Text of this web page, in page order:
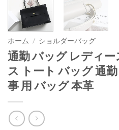
ホーム / ショルダーバッグ
通勤 バッグ レディー
ス トート バッグ 通
事 用 バッグ 本革